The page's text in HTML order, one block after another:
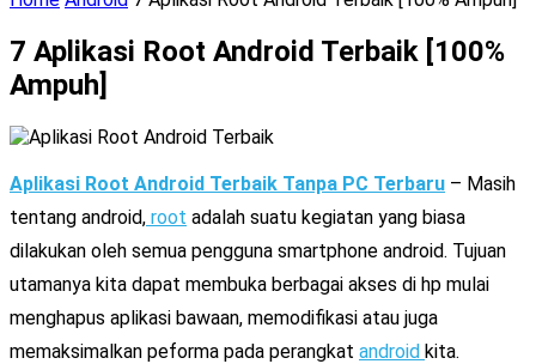
7 Aplikasi Root Android Terbaik [100%
Ampuh]
Aplikasi Root Android Terbaik Tanpa PC Terbaru – Masih
tentang android, root adalah suatu kegiatan yang biasa
dilakukan oleh semua pengguna smartphone android. Tujuan
utamanya kita dapat membuka berbagai akses di hp mulai
menghapus aplikasi bawaan, memodifikasi atau juga
memaksimalkan peforma pada perangkat android kita.